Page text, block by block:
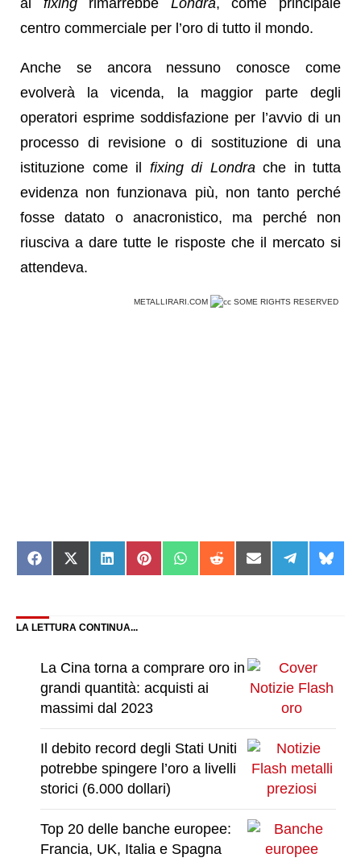
al fixingrimarrebbe Londra, come principale
centro commerciale per l’oro di tutto il mondo.
Anche se ancora nessuno conosce come
evolverà la vicenda, la maggior parte degli
operatori esprime soddisfazione per l’avvio di un
processo di revisione o di sostituzione di una
istituzione come il fixing di Londrache in tutta
evidenza non funzionava più, non tanto perché
fosse datato o anacronistico, ma perché non
riusciva a dare tutte le risposte che il mercato si
attendeva.
METALLIRARI.COM SOME RIGHTS RESERVED
Share
on
Share
on
Share
on
Share
on
Share
on
Share
on
Share
on
Share
on
on
LA LETTURA CONTINUA...
La Cina torna a comprare oro in
grandi quantità: acquisti ai
massimi dal 2023
Il debito record degli Stati Uniti
potrebbe spingere l’oro a livelli
storici (6.000 dollari)
Top 20 delle banche europee:
Francia, UK, Italia e Spagna